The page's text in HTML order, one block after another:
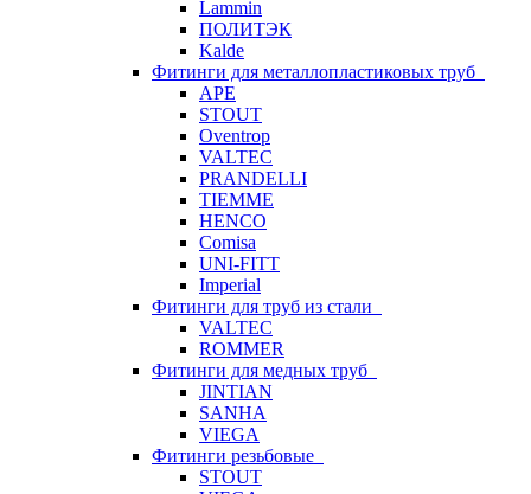
Lammin
ПОЛИТЭК
Kalde
Фитинги для металлопластиковых труб
APE
STOUT
Oventrop
VALTEC
PRANDELLI
TIEMME
HENCO
Comisa
UNI-FITT
Imperial
Фитинги для труб из стали
VALTEC
ROMMER
Фитинги для медных труб
JINTIAN
SANHA
VIEGA
Фитинги резьбовые
STOUT